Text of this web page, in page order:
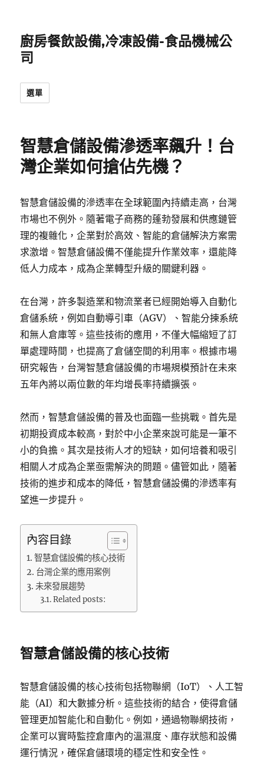
廚房餐飲設備,冷凍設備-食品機械公
司
選單
智慧倉儲設備滲透率飆升！台
灣企業如何搶佔先機？
智慧倉儲設備的滲透率在全球範圍內持續走高，台灣
市場也不例外。隨著電子商務的蓬勃發展和供應鏈管
理的複雜化，企業對於高效、智能的倉儲解決方案需
求激增。智慧倉儲設備不僅能提升作業效率，還能降
低人力成本，成為企業轉型升級的關鍵利器。
在台灣，許多製造業和物流業者已經開始導入自動化
倉儲系統，例如自動導引車（AGV）、智能分揀系統
和無人倉庫等。這些技術的應用，不僅大幅縮短了訂
單處理時間，也提高了倉儲空間的利用率。根據市場
研究報告，台灣智慧倉儲設備的市場規模預計在未來
五年內將以兩位數的年均增長率持續擴張。
然而，智慧倉儲設備的普及也面臨一些挑戰。首先是
初期投資成本較高，對於中小企業來說可能是一筆不
小的負擔。其次是技術人才的短缺，如何培養和吸引
相關人才成為企業亟需解決的問題。儘管如此，隨著
技術的進步和成本的降低，智慧倉儲設備的滲透率有
望進一步提升。
內容目錄
智慧倉儲設備的核心技術
台灣企業的應用案例
未來發展趨勢
Related posts:
智慧倉儲設備的核心技術
智慧倉儲設備的核心技術包括物聯網（IoT）、人工智
能（AI）和大數據分析。這些技術的結合，使得倉儲
管理更加智能化和自動化。例如，通過物聯網技術，
企業可以實時監控倉庫內的溫濕度、庫存狀態和設備
運行情況，確保倉儲環境的穩定性和安全性。